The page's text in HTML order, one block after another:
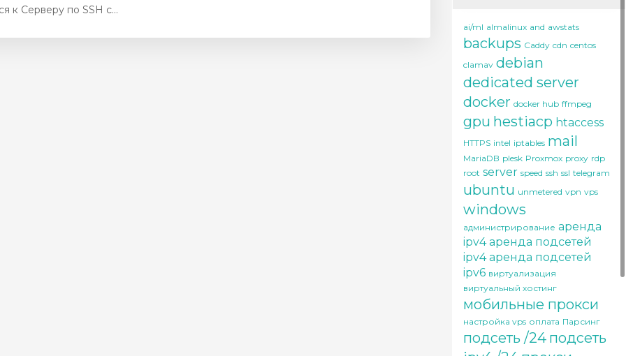
к Серверу по SSH с...
ai/ml almalinux and awstats
backups Caddy cdn centos
clamav debian
dedicated server
docker docker hub ffmpeg
gpu hestiacp htaccess
HTTPS intel iptables mail
MariaDB plesk Proxmox proxy rdp
root server speed ssh ssl telegram
ubuntu unmetered vpn vps
windows
администрирование аренда
ipv4 аренда подсетей
ipv4 аренда подсетей
ipv6 виртуализация
виртуальный хостинг
мобильные прокси
настройка vps оплата Парсинг
подсеть /24 подсеть